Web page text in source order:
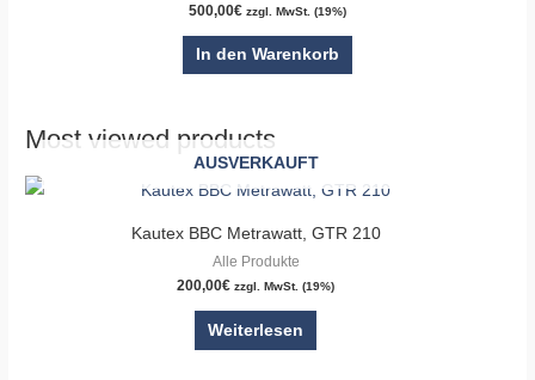
500,00€ zzgl. MwSt. (19%)
In den Warenkorb
Most viewed products
AUSVERKAUFT
Kautex BBC Metrawatt, GTR 210
Alle Produkte
200,00€ zzgl. MwSt. (19%)
Weiterlesen